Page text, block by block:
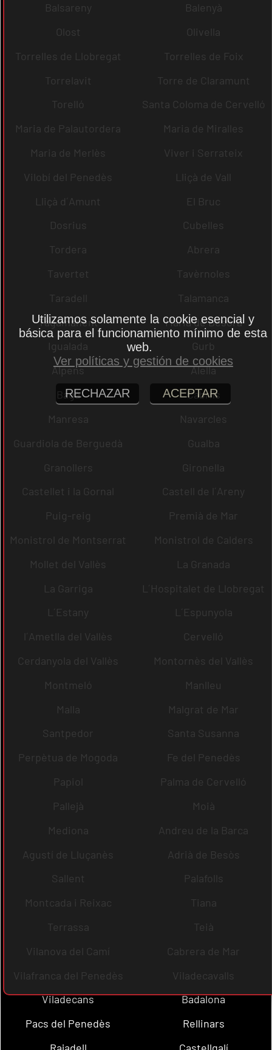
Balsareny
Balenyà
Olost
Olivella
Torrelles de Llobregat
Torrelles de Foix
Torrelavit
Torre de Claramunt
Torelló
Santa Coloma de Cervelló
Maria de Palautordera
Maria de Miralles
Maria de Merlès
Viver i Serrateix
Vilobí del Penedès
Lliçà de Vall
Lliçà d´Amunt
El Bruc
Dosrius
Cubelles
Tordera
Abrera
Tavertet
Tavèrnoles
Taradell
Talamanca
Tagamanent
Maria de Besora
Igualada
Gurb
Alpens
Alella
Bagà
Cabrils
Manresa
Navarcles
Guardiola de Berguedà
Gualba
Granollers
Gironella
Castellet i la Gornal
Castell de l´Areny
Puig-reig
Premià de Mar
Monistrol de Montserrat
Monistrol de Calders
Mollet del Vallès
La Granada
La Garriga
L´Hospitalet de Llobregat
L´Estany
L´Espunyola
l´Ametlla del Vallès
Cervelló
Cerdanyola del Vallès
Montornès del Vallès
Montmeló
Manlleu
Malla
Malgrat de Mar
Santpedor
Santa Susanna
Perpètua de Mogoda
Fe del Penedès
Papiol
Palma de Cervelló
Pallejà
Moià
Mediona
Andreu de la Barca
Agustí de Lluçanès
Adrià de Besòs
Sallent
Palafolls
Montcada i Reixac
Tiana
Terrassa
Teià
Vilanova del Camí
Cabrera de Mar
Vilafranca del Penedès
Viladecavalls
Viladecans
Badalona
Pacs del Penedès
Rellinars
Utilizamos solamente la cookie esencial y
básica para el funcionamiento mínimo de esta
web.
Ver políticas y gestión de cookies
RECHAZAR ACEPTAR